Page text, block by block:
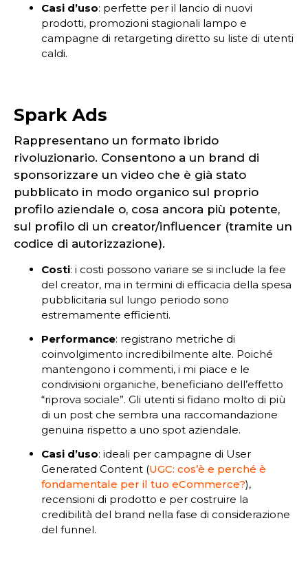
Casi d’uso: perfette per il lancio di nuovi
prodotti, promozioni stagionali lampo e
campagne di retargeting diretto su liste di utenti
caldi.
Spark Ads
Rappresentano un formato ibrido
rivoluzionario. Consentono a un brand di
sponsorizzare un video che è già stato
pubblicato in modo organico sul proprio
profilo aziendale o, cosa ancora più potente,
sul profilo di un creator/influencer (tramite un
codice di autorizzazione).
Costi: i costi possono variare se si include la fee
del creator, ma in termini di efficacia della spesa
pubblicitaria sul lungo periodo sono
estremamente efficienti.
Performance: registrano metriche di
coinvolgimento incredibilmente alte. Poiché
mantengono i commenti, i mi piace e le
condivisioni organiche, beneficiano dell’effetto
“riprova sociale”. Gli utenti si fidano molto di più
di un post che sembra una raccomandazione
genuina rispetto a uno spot aziendale.
Casi d’uso: ideali per campagne di User
Generated Content (UGC: cos’è e perché è
fondamentale per il tuo eCommerce?),
recensioni di prodotto e per costruire la
credibilità del brand nella fase di considerazione
del funnel.